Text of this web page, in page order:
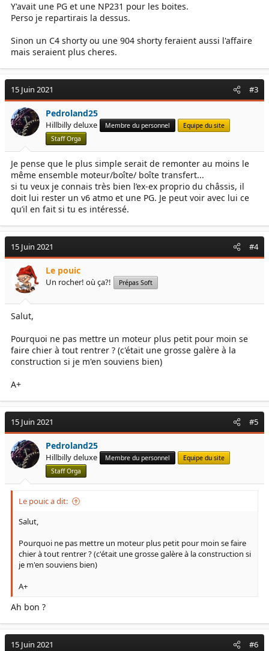
Y'avait une PG et une NP231 pour les boites.
Perso je repartirais la dessus.
Sinon un C4 shorty ou une 904 shorty feraient aussi l'affaire
mais seraient plus cheres.
15 Juin 2021 #3
Pedroland25
Hillbilly deluxe Membre du personnel
Equipe du site
Staff Orga
Je pense que le plus simple serait de remonter au moins le
même ensemble moteur/boîte/ boîte transfert...
si tu veux je connais très bien l’ex-ex proprio du châssis, il
doit lui rester un v6 atmo et une PG. Je peut voir avec lui ce
qu’il en fait si tu es intéressé.
15 Juin 2021 #4
Le pouic
Un rocher! où ça?! Prépas Soft
Salut,
Pourquoi ne pas mettre un moteur plus petit pour moin se
faire chier à tout rentrer ? (c'était une grosse galère à la
construction si je m'en souviens bien)
A+
15 Juin 2021 #5
Pedroland25
Hillbilly deluxe Membre du personnel
Equipe du site
Staff Orga
Le pouic a dit:
Salut,
Pourquoi ne pas mettre un moteur plus petit pour moin se faire
chier à tout rentrer ? (c'était une grosse galère à la construction si
je m'en souviens bien)
A+
Ah bon ?
15 Juin 2021 #6